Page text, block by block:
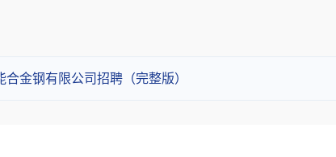
合金钢有限公司招聘（完整版）